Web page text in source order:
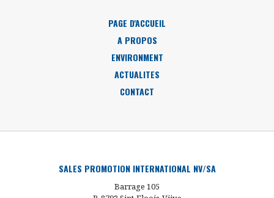
PAGE D'ACCUEIL
A PROPOS
ENVIRONMENT
ACTUALITES
CONTACT
SALES PROMOTION INTERNATIONAL NV/SA
Barrage 105